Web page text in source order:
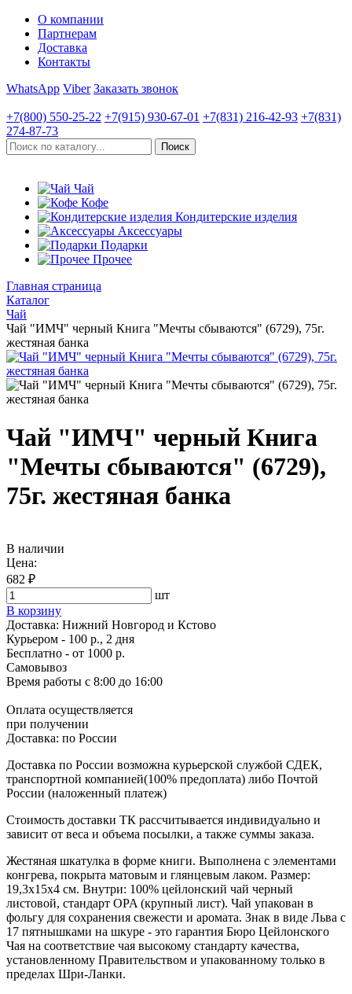
О компании
Партнерам
Доставка
Контакты
WhatsApp Viber Заказать звонок
+7(800) 550-25-22 +7(915) 930-67-01 +7(831) 216-42-93 +7(831)
274-87-73
Чай
Кофе
Кондитерские изделия
Аксессуары
Подарки
Прочее
Главная страница
Каталог
Чай
Чай "ИМЧ" черный Книга "Мечты сбываются" (6729), 75г.
жестяная банка
Чай "ИМЧ" черный Книга
"Мечты сбываются" (6729),
75г. жестяная банка
В наличии
Цена:
682 ₽
шт
В корзину
Доставка: Нижний Новгород и Кстово
Курьером - 100 р., 2 дня
Бесплатно - от 1000 р.
Самовывоз
Время работы с 8:00 до 16:00
Оплата осуществляется
при получении
Доставка: по России
Доставка по России возможна курьерской службой СДЕК,
транспортной компанией(100% предоплата) либо Почтой
России (наложенный платеж)
Стоимость доставки ТК рассчитывается индивидуально и
зависит от веса и объема посылки, а также суммы заказа.
Жестяная шкатулка в форме книги. Выполнена с элементами
конгрева, покрыта матовым и глянцевым лаком. Размер:
19,3х15х4 см. Внутри: 100% цейлонский чай черный
листовой, стандарт OPA (крупный лист). Чай упакован в
фольгу для сохранения свежести и аромата. Знак в виде Льва с
17 пятнышками на шкуре - это гарантия Бюро Цейлонского
Чая на соответствие чая высокому стандарту качества,
установленному Правительством и упакованному только в
пределах Шри-Ланки.